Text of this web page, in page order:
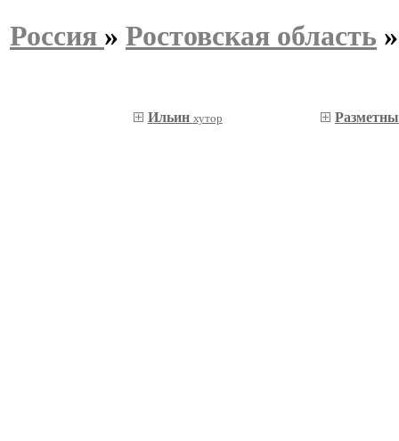
Россия » Ростовская область
Ильин хутор